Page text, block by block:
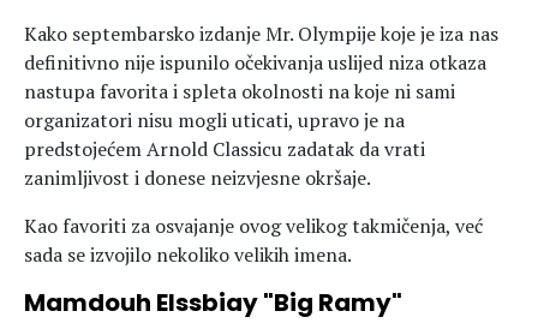
Kako septembarsko izdanje Mr. Olympije koje je iza nas
definitivno nije ispunilo očekivanja uslijed niza otkaza
nastupa favorita i spleta okolnosti na koje ni sami
organizatori nisu mogli uticati, upravo je na
predstojećem Arnold Classicu zadatak da vrati
zanimljivost i donese neizvjesne okršaje.
Kao favoriti za osvajanje ovog velikog takmičenja, već
sada se izvojilo nekoliko velikih imena.
Mamdouh Elssbiay "Big Ramy"